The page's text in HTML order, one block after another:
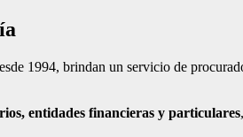
1994, brindan un servicio de
entidades financieras y particulares